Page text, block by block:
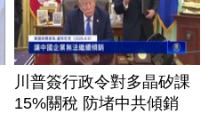
川普簽行政令對多晶矽課
15%關稅 防堵中共傾銷